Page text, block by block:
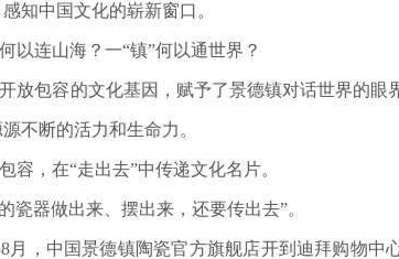
知中国文化的崭新窗口。
连山海？一“镇”何以通世界？
包容的文化基因，赋予了景德镇对话世界的眼
不断的活力和生命力。
，在“走出去”中传递文化名片。
瓷器做出来、摆出来，还要传出去”。
，中国景德镇陶瓷官方旗舰店开到迪拜购物中心